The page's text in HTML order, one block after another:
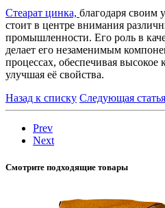
Стеарат цинка, благодаря своим
стоит в центре внимания
промышленности. Его роль в
делает его незаменимым
процессах, обеспечивая высокое
улучшая её свойства.
Назад к списку Следующая статья
Prev
Next
Смотрите подходящие товары